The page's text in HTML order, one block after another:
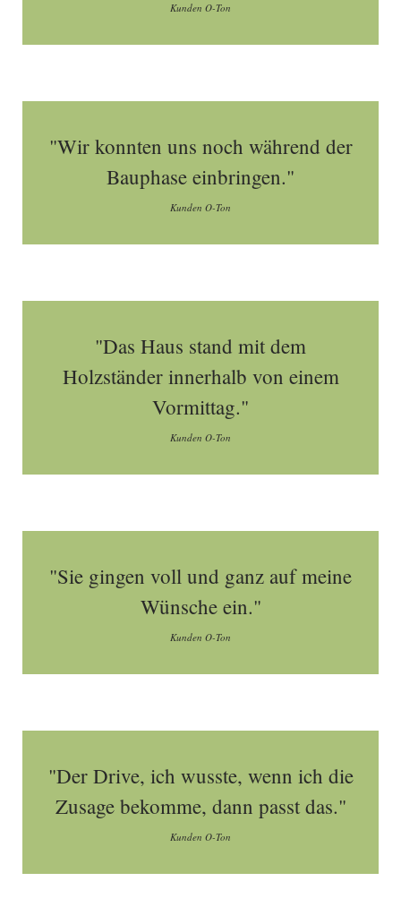
Kunden O-Ton
"Wir konnten uns noch während der
Bauphase einbringen."
Kunden O-Ton
"Das Haus stand mit dem
Holzständer innerhalb von einem
Vormittag."
Kunden O-Ton
"Sie gingen voll und ganz auf meine
Wünsche ein."
Kunden O-Ton
"Der Drive, ich wusste, wenn ich die
Zusage bekomme, dann passt das."
Kunden O-Ton